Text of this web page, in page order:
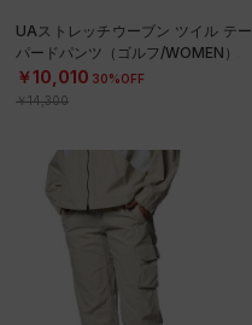
UAストレッチウーブン ツイル テー
パードパンツ（ゴルフ/WOMEN）
￥10,010 30%OFF
￥14,300